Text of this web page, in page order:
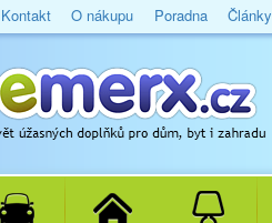
Kontakt O nákupu Poradna Články